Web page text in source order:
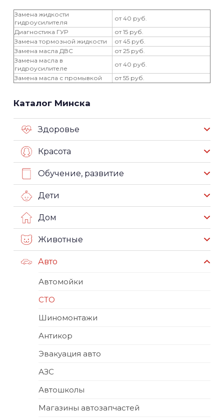
Замена жидкости
гидроусилителя
от 40 руб.
Диагностика ГУР
от 15 руб.
Замена тормозной жидкости
от 45 руб.
Замена масла ДВС
от 25 руб.
Замена масла в
гидроусилителе
от 40 руб.
Замена масла с промывкой
от 55 руб.
Каталог Минска
Здоровье
Красота
Обучение, развитие
Дети
Дом
Животные
Авто
Автомойки
СТО
Шиномонтажи
Антикор
Эвакуация авто
АЗС
Автошколы
Магазины автозапчастей